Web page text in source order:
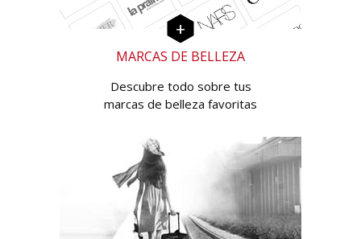
MARCAS DE BELLEZA
Descubre todo sobre tus
marcas de belleza favoritas